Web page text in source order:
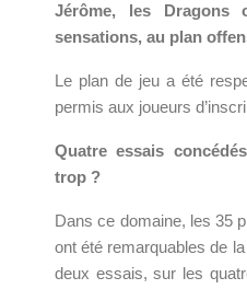
Jérôme, les Dragons
sensations, au plan
Le plan de jeu a été
permis aux joueurs
Quatre essais
trop ?
Dans ce domaine, les 35
ont été remarquables de
deux essais, sur les